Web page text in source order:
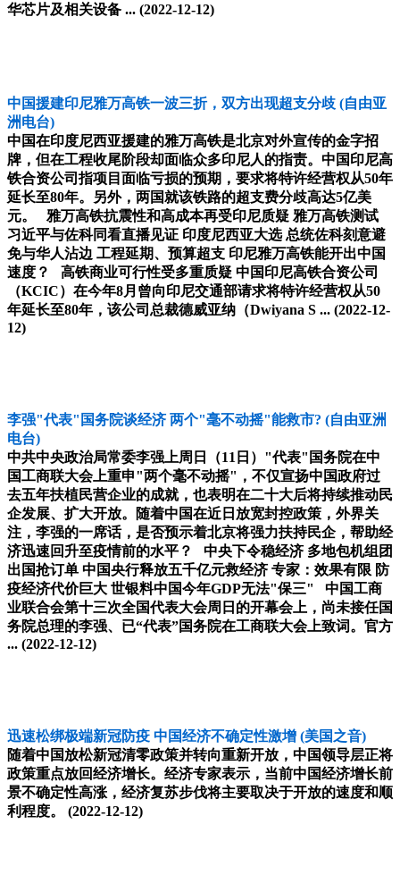
华芯片及相关设备 ... (2022-12-12)
中国援建印尼雅万高铁一波三折，双方出现超支分歧 (自由亚
洲电台)
中国在印度尼西亚援建的雅万高铁是北京对外宣传的金字招
牌，但在工程收尾阶段却面临众多印尼人的指责。中国印尼高
铁合资公司指项目面临亏损的预期，要求将特许经营权从50年
延长至80年。另外，两国就该铁路的超支费分歧高达5亿美
元。 雅万高铁抗震性和高成本再受印尼质疑 雅万高铁测试
习近平与佐科同看直播见证 印度尼西亚大选 总统佐科刻意避
免与华人沾边 工程延期、预算超支 印尼雅万高铁能开出中国
速度？ 高铁商业可行性受多重质疑 中国印尼高铁合资公司
（KCIC）在今年8月曾向印尼交通部请求将特许经营权从50
年延长至80年，该公司总裁德威亚纳（Dwiyana S ... (2022-12-
12)
李强"代表"国务院谈经济 两个"毫不动摇"能救市? (自由亚洲
电台)
中共中央政治局常委李强上周日（11日）"代表"国务院在中
国工商联大会上重申"两个毫不动摇"，不仅宣扬中国政府过
去五年扶植民营企业的成就，也表明在二十大后将持续推动民
企发展、扩大开放。随着中国在近日放宽封控政策，外界关
注，李强的一席话，是否预示着北京将强力扶持民企，帮助经
济迅速回升至疫情前的水平？ 中央下令稳经济 多地包机组团
出国抢订单 中国央行释放五千亿元救经济 专家：效果有限 防
疫经济代价巨大 世银料中国今年GDP无法"保三" 中国工商
业联合会第十三次全国代表大会周日的开幕会上，尚未接任国
务院总理的李强、已“代表”国务院在工商联大会上致词。官方
... (2022-12-12)
迅速松绑极端新冠防疫 中国经济不确定性激增 (美国之音)
随着中国放松新冠清零政策并转向重新开放，中国领导层正将
政策重点放回经济增长。经济专家表示，当前中国经济增长前
景不确定性高涨，经济复苏步伐将主要取决于开放的速度和顺
利程度。
(2022-12-12)